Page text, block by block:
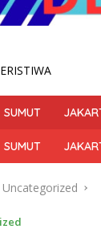
SUMUT
SUMUT
Uncategorized